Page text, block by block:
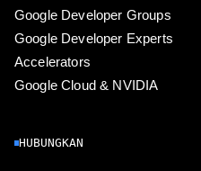
Google Developer Groups
Google Developer Experts
Accelerators
Google Cloud & NVIDIA
HUBUNGKAN